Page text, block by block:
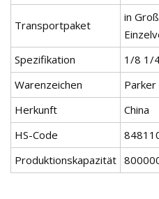
Transportpaket
in
Spezifikation
1/8 1/
Warenzeichen
Parker
Herkunft
China
HS-Code
Produktionskapazität